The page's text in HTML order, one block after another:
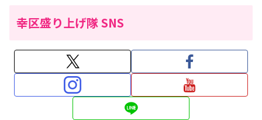
幸区盛り上げ隊 SNS